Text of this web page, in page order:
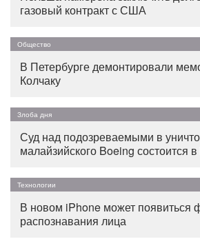
газовый контракт с США
Общество
В Петербурге демонтировали
Колчаку
Злоба дня
Суд над подозреваемыми в
малайзийского Boeing состоится
Технологии
В новом iPhone может появиться
распознавания лица